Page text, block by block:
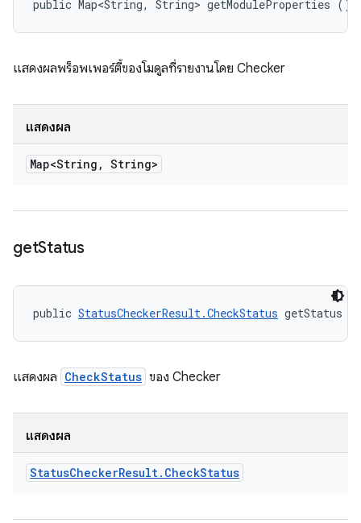
public Map<String, String> getModuleProperties ()
แสดงผลพร็อพเพอร์ตี้ของโมดูลที่รายงานโดย Checker
แสดงผล
Map<String , String>
getStatus
public StatusCheckerResult.CheckStatus getStatus
แสดงผล CheckStatus ของ Checker
แสดงผล
StatusCheckerResult. CheckStatus